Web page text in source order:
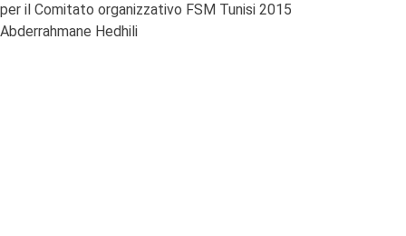
per il Comitato organizzativo FSM Tunisi 2015
Abderrahmane Hedhili